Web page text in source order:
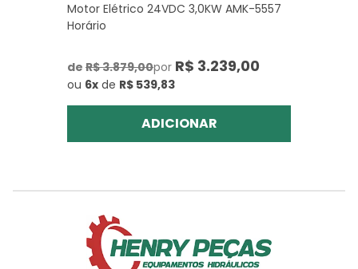
Motor Elétrico 24VDC 3,0KW AMK-5557
Horário
de R$ 3.879,00por R$ 3.239,00
ou 6x de R$ 539,83
ADICIONAR